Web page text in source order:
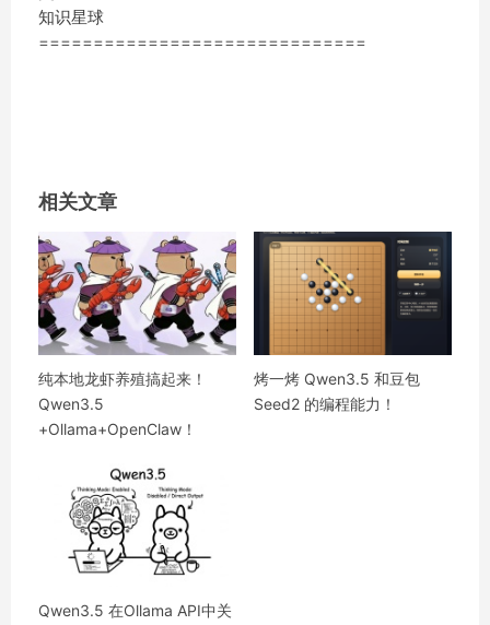
知识星球
==============================
相关文章
纯本地龙虾养殖搞起来！
Qwen3.5
+Ollama+OpenClaw！
烤一烤 Qwen3.5 和豆包
Seed2 的编程能力！
Qwen3.5 在Ollama API中关